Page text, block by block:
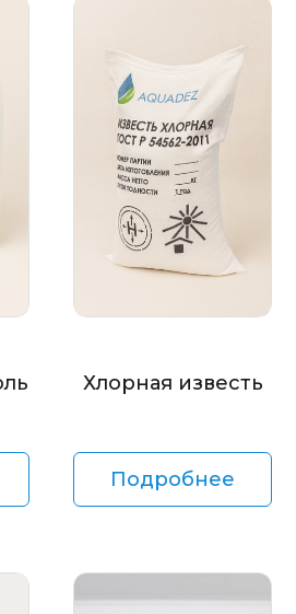
Хлорная известь
Подробнее